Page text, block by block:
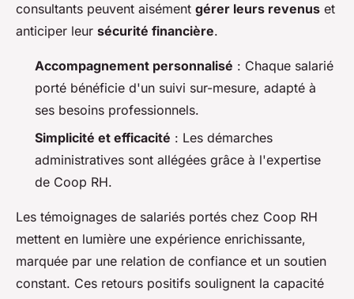
consultants peuvent aisément gérer leurs revenus et
anticiper leur sécurité financière.
Accompagnement personnalisé : Chaque salarié
porté bénéficie d'un suivi sur-mesure, adapté à
ses besoins professionnels.
Simplicité et efficacité : Les démarches
administratives sont allégées grâce à l'expertise
de Coop RH.
Les témoignages de salariés portés chez Coop RH
mettent en lumière une expérience enrichissante,
marquée par une relation de confiance et un soutien
constant. Ces retours positifs soulignent la capacité